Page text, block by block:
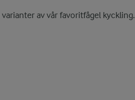
av vår favoritfågel kyckling.